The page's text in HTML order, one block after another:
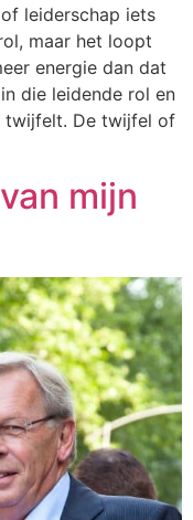
leiderschap iets
maar het loopt
energie dan dat
die leidende rol en
twijfelt. De twijfel of
mijn